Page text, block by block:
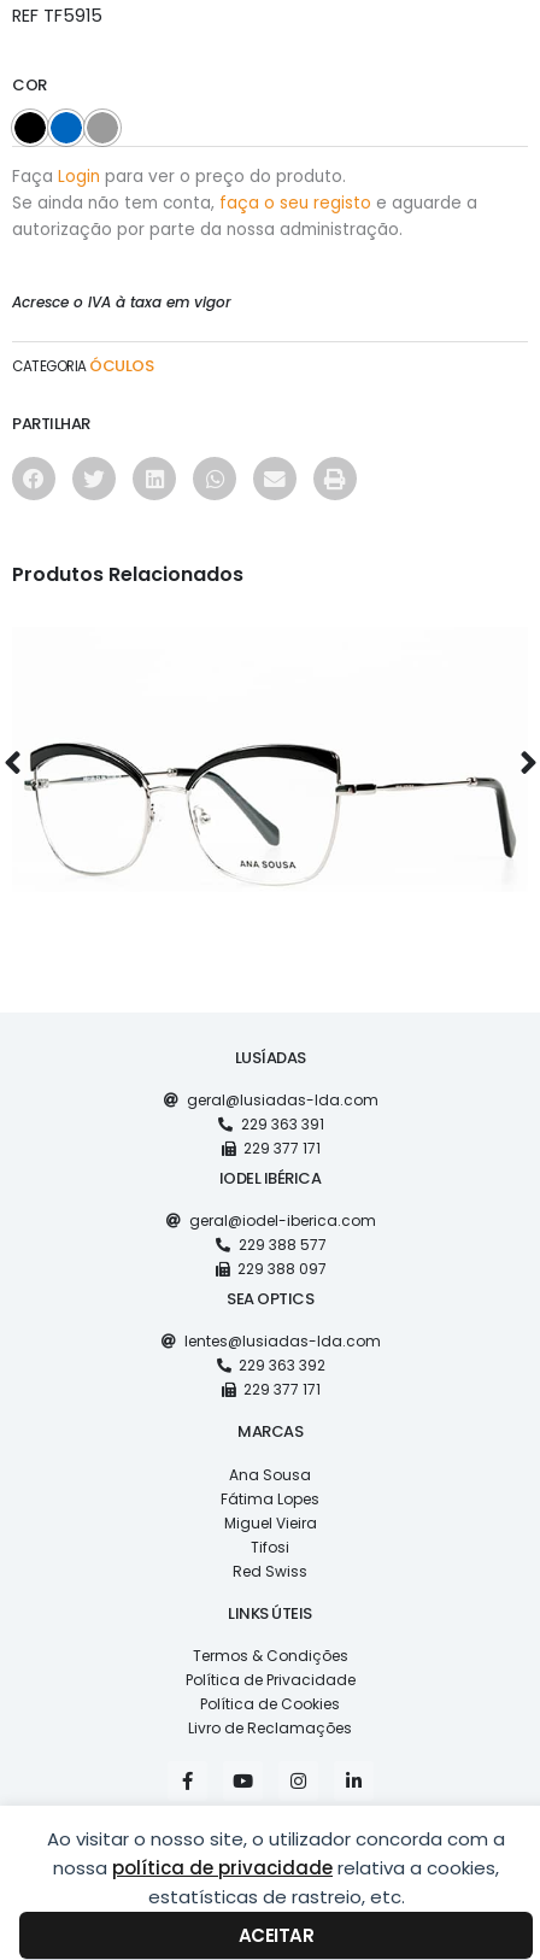
Ao visitar o nosso site, o utilizador concorda com a
nossa política de privacidaderelativa a cookies,
estatísticas de rastreio, etc.
ACEITAR
REF TF5915
COR
Faça Login para ver o preço do produto.
Se ainda não tem conta, faça o seu registo e aguarde a
autorização por parte da nossa administração.
Acresce o IVA à taxa em vigor
CATEGORIA ÓCULOS
PARTILHAR
Produtos Relacionados
AS1120
LUSÍADAS
geral@lusiadas-lda.com
229 363 391
229 377 171
IODEL IBÉRICA
geral@iodel-iberica.com
229 388 577
229 388 097
SEA OPTICS
lentes@lusiadas-lda.com
229 363 392
229 377 171
MARCAS
Ana Sousa
Fátima Lopes
Miguel Vieira
Tifosi
Red Swiss
LINKS ÚTEIS
Termos & Condições
Política de Privacidade
Política de Cookies
Livro de Reclamações
F
a
c
b
o
o
k
-
Y
o
u
u
b
e
I
n
s
a
g
r
a
m
i
n
e
d
i
n
-
COPYRIGHT © 2026LUSÍADAS, DISTRIBUIÇÃO DE ÓPTICAS, LDA.
DESENVOLVIDO POR